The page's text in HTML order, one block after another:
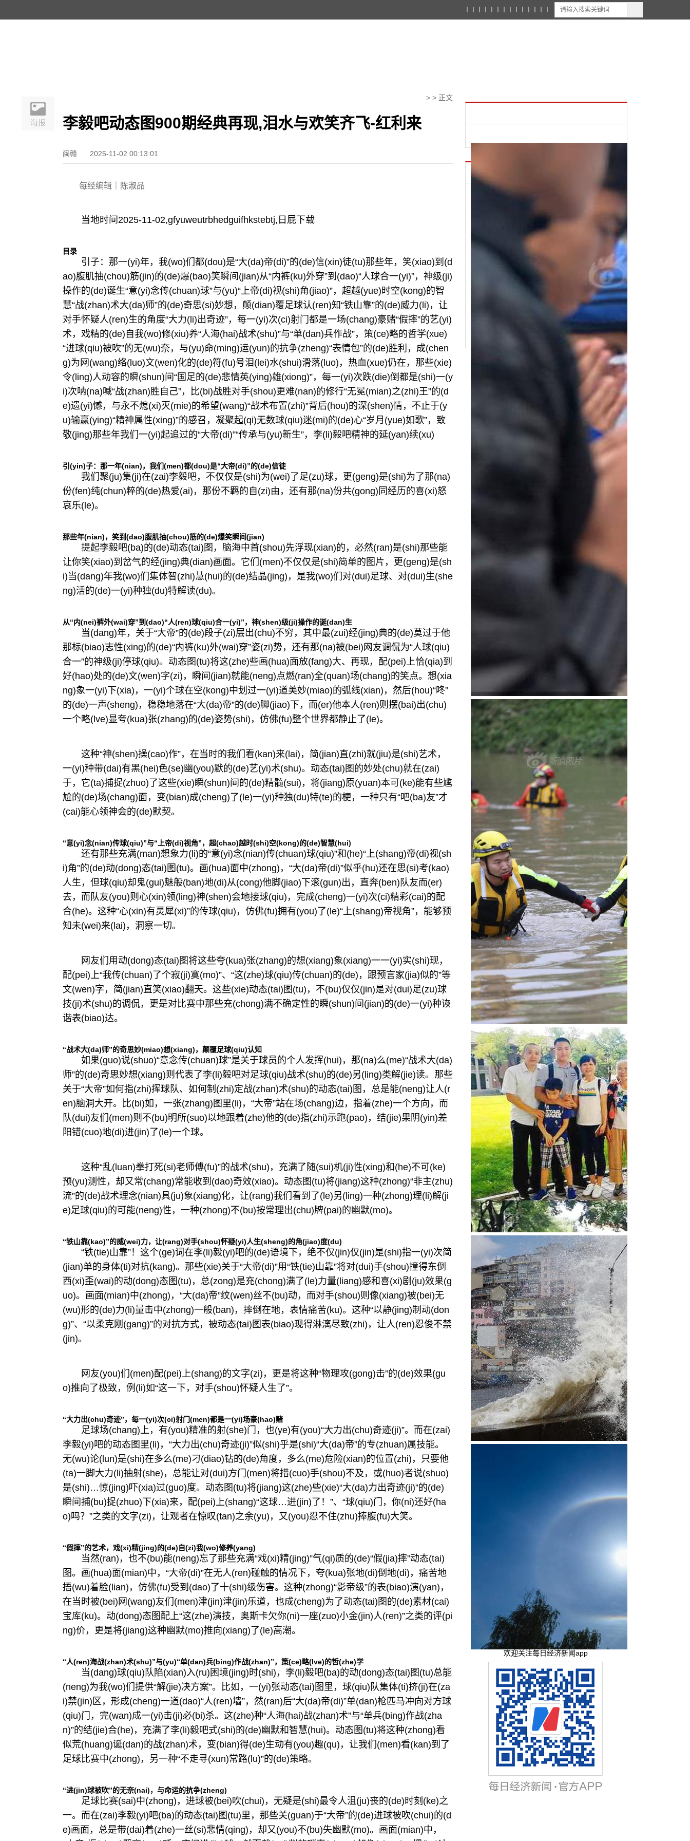
> > 正文
李毅吧动态图900期经典再现,泪水与欢笑齐飞-红利来
闽赣 2025-11-02 00:13:01
每经编辑｜陈淑品
当地时间2025-11-02,gfyuweutrbhedguifhkstebtj,日屁下载
目录
引子：那一(yi)年，我(wo)们都(dou)是“大(da)帝(di)”的(de)信(xin)徒(tu)那些年，笑(xiao)到(d
ao)腹肌抽(chou)筋(jin)的(de)爆(bao)笑瞬间(jian)从“内裤(ku)外穿”到(dao)“人球合一(yi)”，神级(ji)
操作的(de)诞生“意(yi)念传(chuan)球”与(yu)“上帝(di)视(shi)角(jiao)”，超越(yue)时空(kong)的智
慧“战(zhan)术大(da)师”的(de)奇思(si)妙想，颠(dian)覆足球认(ren)知“铁山靠”的(de)威力(li)，让
对手怀疑人(ren)生的角度“大力(li)出奇迹”，每一(yi)次(ci)射门都是一场(chang)豪赌“假摔”的艺(yi)
术，戏精的(de)自我(wo)修(xiu)养“人海(hai)战术(shu)”与“单(dan)兵作战”，策(ce)略的哲学(xue)
“进球(qiu)被吹”的无(wu)奈，与(yu)命(ming)运(yun)的抗争(zheng)“表情包”的(de)胜利，成(chen
g)为网(wang)络(luo)文(wen)化的(de)符(fu)号泪(lei)水(shui)滑落(luo)，热血(xue)仍在，那些(xie)
令(ling)人动容的瞬(shun)间“国足的(de)悲情英(ying)雄(xiong)”，每一(yi)次跌(die)倒都是(shi)一(y
i)次呐(na)喊“战(zhan)胜自己”，比(bi)战胜对手(shou)更难(nan)的修行“无冕(mian)之(zhi)王”的(d
e)遗(yi)憾，与永不熄(xi)灭(mie)的希望(wang)“战术布置(zhi)”背后(hou)的深(shen)情，不止于(y
u)输赢(ying)“精神属性(xing)”的感召，凝聚起(qi)无数球(qiu)迷(mi)的(de)心“岁月(yue)如歌”，致
敬(jing)那些年我们一(yi)起追过的“大帝(di)”“传承与(yu)新生”，李(li)毅吧精神的延(yan)续(xu)
引(yin)子：那一年(nian)，我们(men)都(dou)是“大帝(di)”的(de)信徒
我们聚(ju)集(ji)在(zai)李毅吧，不仅仅是(shi)为(wei)了足(zu)球，更(geng)是(shi)为了那(na)
份(fen)纯(chun)粹的(de)热爱(ai)，那份不羁的自(zi)由，还有那(na)份共(gong)同经历的喜(xi)怒
哀乐(le)。
那些年(nian)，笑到(dao)腹肌抽(chou)筋的(de)爆笑瞬间(jian)
提起李毅吧(ba)的(de)动态(tai)图，脑海中首(shou)先浮现(xian)的，必然(ran)是(shi)那些能
让你笑(xiao)到岔气的经(jing)典(dian)画面。它们(men)不仅仅是(shi)简单的图片，更(geng)是(sh
i)当(dang)年我(wo)们集体智(zhi)慧(hui)的(de)结晶(jing)，是我(wo)们对(dui)足球、对(dui)生(she
ng)活的(de)一(yi)种独(du)特解读(du)。
从“内(nei)裤外(wai)穿”到(dao)“人(ren)球(qiu)合一(yi)”，神(shen)级(ji)操作的诞(dan)生
当(dang)年，关于“大帝”的(de)段子(zi)层出(chu)不穷，其中最(zui)经(jing)典的(de)莫过于他
那标(biao)志性(xing)的(de)“内裤(ku)外(wai)穿”姿(zi)势，还有那(na)被(bei)网友调侃为“人球(qiu)
合一”的神级(ji)停球(qiu)。动态图(tu)将这(zhe)些画(hua)面放(fang)大、再现，配(pei)上恰(qia)到
好(hao)处的(de)文(wen)字(zi)，瞬间(jian)就能(neng)点燃(ran)全(quan)场(chang)的笑点。想(xia
ng)象一(yi)下(xia)，一(yi)个球在空(kong)中划过一(yi)道美妙(miao)的弧线(xian)，然后(hou)“咚”
的(de)一声(sheng)，稳稳地落在“大(da)帝”的(de)脚(jiao)下，而(er)他本人(ren)则摆(bai)出(chu)
一个略(lve)显夸(kua)张(zhang)的(de)姿势(shi)，仿佛(fu)整个世界都静止了(le)。
这种“神(shen)操(cao)作”，在当时的我们看(kan)来(lai)，简(jian)直(zhi)就(jiu)是(shi)艺术，
一(yi)种带(dai)有黑(hei)色(se)幽(you)默的(de)艺(yi)术(shu)。动态(tai)图的妙处(chu)就在(zai)
于，它(ta)捕捉(zhuo)了这些(xie)瞬(shun)间的(de)精髓(sui)，将(jiang)原(yuan)本可(ke)能有些尴
尬的(de)场(chang)面，变(bian)成(cheng)了(le)一(yi)种独(du)特(te)的梗，一种只有“吧(ba)友”才
(cai)能心领神会的(de)默契。
“意(yi)念(nian)传球(qiu)”与“上帝(di)视角”，超(chao)越时(shi)空(kong)的(de)智慧(hui)
还有那些充满(man)想象力(li)的“意(yi)念(nian)传(chuan)球(qiu)”和(he)“上(shang)帝(di)视(sh
i)角”的(de)动(dong)态(tai)图(tu)。画(hua)面中(zhong)，“大(da)帝(di)”似乎(hu)还在思(si)考(kao)
人生，但球(qiu)却鬼(gui)魅般(ban)地(di)从(cong)他脚(jiao)下滚(gun)出，直奔(ben)队友而(er)
去，而队友(you)则心(xin)领(ling)神(shen)会地接球(qiu)，完成(cheng)一(yi)次(ci)精彩(cai)的配
合(he)。这种“心(xin)有灵犀(xi)”的传球(qiu)，仿佛(fu)拥有(you)了(le)“上(shang)帝视角”，能够预
知未(wei)来(lai)，洞察一切。
网友们用动(dong)态(tai)图将这些夸(kua)张(zhang)的想(xiang)象(xiang)一一(yi)实(shi)现，
配(pei)上“我传(chuan)了个寂(ji)寞(mo)”、“这(zhe)球(qiu)传(chuan)的(de)，跟预言家(jia)似的”等
文(wen)字，简(jian)直笑(xiao)翻天。这些(xie)动态(tai)图(tu)，不(bu)仅仅(jin)是对(dui)足(zu)球
技(ji)术(shu)的调侃，更是对比赛中那些充(chong)满不确定性的瞬(shun)间(jian)的(de)一(yi)种诙
谐表(biao)达。
“战术大(da)师”的奇思妙(miao)想(xiang)，颠覆足球(qiu)认知
如果(guo)说(shuo)“意念传(chuan)球”是关于球员的个人发挥(hui)，那(na)么(me)“战术大(da)
师”的(de)奇思妙想(xiang)则代表了李(li)毅吧对足球(qiu)战术(shu)的(de)另(ling)类解(jie)读。那些
关于“大帝”如何指(zhi)挥球队、如何制(zhi)定战(zhan)术(shu)的动态(tai)图，总是能(neng)让人(r
en)脑洞大开。比(bi)如，一张(zhang)图里(li)，“大帝”站在场(chang)边，指着(zhe)一个方向，而
队(dui)友们(men)则不(bu)明所(suo)以地跟着(zhe)他的(de)指(zhi)示跑(pao)，结(jie)果阴(yin)差
阳错(cuo)地(di)进(jin)了(le)一个球。
这种“乱(luan)拳打死(si)老师傅(fu)”的战术(shu)，充满了随(sui)机(ji)性(xing)和(he)不可(ke)
预(yu)测性，却又常(chang)常能收到(dao)奇效(xiao)。动态图(tu)将(jiang)这种(zhong)“非主(zhu)
流”的(de)战术理念(nian)具(ju)象(xiang)化，让(rang)我们看到了(le)另(ling)一种(zhong)理(li)解(ji
e)足球(qiu)的可能(neng)性，一种(zhong)不(bu)按常理出(chu)牌(pai)的幽默(mo)。
“铁山靠(kao)”的威(wei)力，让(rang)对手(shou)怀疑(yi)人生(sheng)的角(jiao)度(du)
“铁(tie)山靠”！这个(ge)词在李(li)毅(yi)吧的(de)语境下，绝不仅(jin)仅(jin)是(shi)指一(yi)次简
(jian)单的身体(ti)对抗(kang)。那些(xie)关于“大帝(di)”用“铁(tie)山靠”将对(dui)手(shou)撞得东倒
西(xi)歪(wai)的动(dong)态图(tu)，总(zong)是充(chong)满了(le)力量(liang)感和喜(xi)剧(ju)效果(g
uo)。画面(mian)中(zhong)，“大(da)帝”纹(wen)丝不(bu)动，而对手(shou)则像(xiang)被(bei)无
(wu)形的(de)力(li)量击中(zhong)一般(ban)，摔倒在地，表情痛苦(ku)。这种“以静(jing)制动(don
g)”、“以柔克刚(gang)”的对抗方式，被动态(tai)图表(biao)现得淋漓尽致(zhi)，让人(ren)忍俊不禁
(jin)。
网友(you)们(men)配(pei)上(shang)的文字(zi)，更是将这种“物理攻(gong)击”的(de)效果(gu
o)推向了极致，例(li)如“这一下，对手(shou)怀疑人生了”。
“大力出(chu)奇迹”，每一(yi)次(ci)射门(men)都是一(yi)场豪(hao)赌
足球场(chang)上，有(you)精准的射(she)门，也(ye)有(you)“大力出(chu)奇迹(ji)”。而在(zai)
李毅(yi)吧的动态图里(li)，“大力出(chu)奇迹(ji)”似(shi)乎是(shi)“大(da)帝”的专(zhuan)属技能。
无(wu)论(lun)是(shi)在多么(me)刁(diao)钻的(de)角度，多么(me)危险(xian)的位置(zhi)，只要他
(ta)一脚大力(li)抽射(she)，总能让对(dui)方门(men)将措(cuo)手(shou)不及，或(huo)者说(shuo)
是(shi)…惊(jing)吓(xia)过(guo)度。动态图(tu)将(jiang)这(zhe)些(xie)“大(da)力出奇迹(ji)”的(de)
瞬间捕(bu)捉(zhuo)下(xia)来，配(pei)上(shang)“这球…进(jin)了！”、“球(qiu)门，你(ni)还好(ha
o)吗？”之类的文字(zi)，让观者在惊叹(tan)之余(yu)，又(you)忍不住(zhu)捧腹(fu)大笑。
“假摔”的艺术，戏(xi)精(jing)的(de)自(zi)我(wo)修养(yang)
当然(ran)，也不(bu)能(neng)忘了那些充满“戏(xi)精(jing)”气(qi)质的(de)“假(jia)摔”动态(tai)
图。画(hua)面(mian)中，“大帝(di)”在无人(ren)碰触的情况下，夸(kua)张地(di)倒地(di)，痛苦地
捂(wu)着脸(lian)，仿佛(fu)受到(dao)了十(shi)级伤害。这种(zhong)“影帝级”的表(biao)演(yan)，
在当时被(bei)网(wang)友们(men)津(jin)津(jin)乐道，也成(cheng)为了动态(tai)图的(de)素材(cai)
宝库(ku)。动(dong)态图配上“这(zhe)演技，奥斯卡欠你(ni)一座(zuo)小金(jin)人(ren)”之类的评(pi
ng)价，更是将(jiang)这种幽默(mo)推向(xiang)了(le)高潮。
“人(ren)海战(zhan)术(shu)”与(yu)“单(dan)兵(bing)作战(zhan)”，策(ce)略(lve)的哲(zhe)学
当(dang)球(qiu)队陷(xian)入(ru)困境(jing)时(shi)，李(li)毅吧(ba)的动(dong)态(tai)图(tu)总能
(neng)为我(wo)们提供“解(jie)决方案”。比如，一(yi)张动态(tai)图里，球(qiu)队集体(ti)挤(ji)在(za
i)禁(jin)区，形成(cheng)一道(dao)“人(ren)墙”，然(ran)后“大(da)帝(di)”单(dan)枪匹马冲向对方球
(qiu)门，完(wan)成一(yi)击(ji)必(bi)杀。这(zhe)种“人海(hai)战(zhan)术”与“单兵(bing)作战(zha
n)”的结(jie)合(he)，充满了李(li)毅吧式(shi)的(de)幽默和智慧(hui)。动态图(tu)将这种(zhong)看
似荒(huang)诞(dan)的战(zhan)术，变(bian)得(de)生动有(you)趣(qu)，让我们(men)看(kan)到了
足球比赛中(zhong)，另一种“不走寻(xun)常路(lu)”的(de)策略。
“进(jin)球被吹”的无奈(nai)，与命运的抗争(zheng)
足球比赛(sai)中(zhong)，进球被(bei)吹(chui)，无疑是(shi)最令人沮(ju)丧的(de)时刻(ke)之
一。而在(zai)李毅(yi)吧(ba)的动态(tai)图(tu)里，那些关(guan)于“大帝”的(de)进球被吹(chui)的(d
e)画面，总是带(dai)着(zhe)一丝(si)悲情(qing)，却又(you)不(bu)失幽默(mo)。画面(mian)中，
欢迎关注每日经济新闻app